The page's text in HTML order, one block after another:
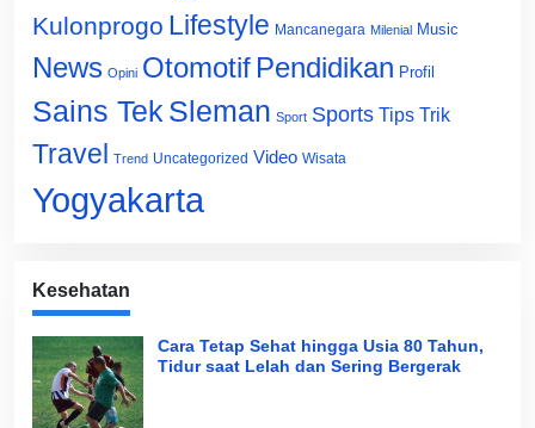
Kulonprogo Lifestyle Mancanegara Milenial Music
News Opini Otomotif Pendidikan Profil
Sains Tek Sleman Sport Sports Tips Trik
Travel Trend Uncategorized Video Wisata
Yogyakarta
Kesehatan
Cara Tetap Sehat hingga Usia 80 Tahun,
Tidur saat Lelah dan Sering Bergerak